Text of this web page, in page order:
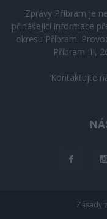
Zprávy Příbram je
přinášející informace
okresu Příbram.
Příbram III,
Kontaktujte
Zásady